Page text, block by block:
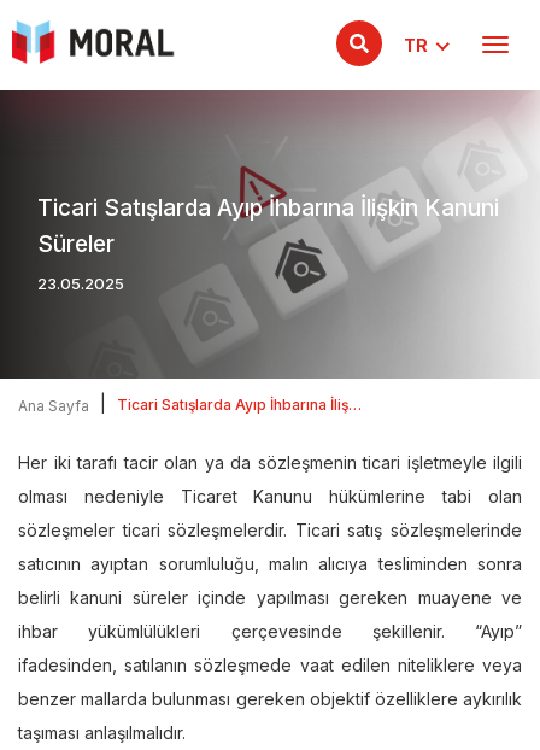
TR
Ticari Satışlarda Ayıp İhbarına İlişkin Kanuni
Süreler
23.05.2025
Ana Sayfa
Ticari Satışlarda Ayıp İhbarına İlişkin
Her iki tarafı tacir olan ya da sözleşmenin ticari işletmeyle ilgili
olması nedeniyle Ticaret Kanunu hükümlerine tabi olan
sözleşmeler ticari sözleşmelerdir. Ticari satış sözleşmelerinde
satıcının ayıptan sorumluluğu, malın alıcıya tesliminden sonra
belirli kanuni süreler içinde yapılması gereken muayene ve
ihbar yükümlülükleri çerçevesinde şekillenir. “Ayıp”
ifadesinden, satılanın sözleşmede vaat edilen niteliklere veya
benzer mallarda bulunması gereken objektif özelliklere aykırılık
taşıması anlaşılmalıdır.